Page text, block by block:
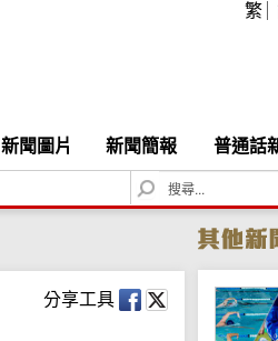
繁
新聞圖片 新聞簡報 普通話
S
e
c
h
分享工具